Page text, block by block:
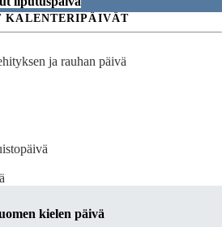
KALENTERIPÄIVÄT
ja rauhan päivä
kielen päivä